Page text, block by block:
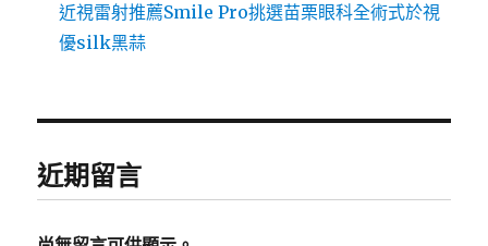
近視雷射推薦Smile Pro挑選苗栗眼科全術式於視
優silk黑蒜
近期留言